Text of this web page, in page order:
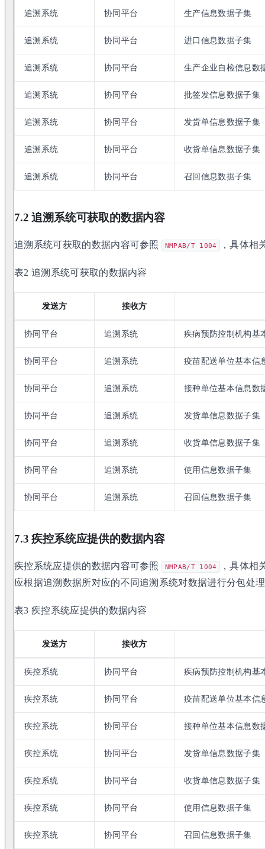
追溯系统 协同平台 生产信息数据子集
追溯系统 协同平台 进口信息数据子集
追溯系统 协同平台 生产企业自检信息数
追溯系统 协同平台 批签发信息数据子集
追溯系统 协同平台 发货单信息数据子集
追溯系统 协同平台 收货单信息数据子集
追溯系统 协同平台 召回信息数据子集
7.2 追溯系统可获取的数据内容
追溯系统可获取的数据内容可参照 NMPAB/T 1004 ，具体相
表2 追溯系统可获取的数据内容
发送方 接收方
协同平台 追溯系统 疾病预防控制机构基
协同平台 追溯系统 疫苗配送单位基本信
协同平台 追溯系统 接种单位基本信息数
协同平台 追溯系统 发货单信息数据子集
协同平台 追溯系统 收货单信息数据子集
协同平台 追溯系统 使用信息数据子集
协同平台 追溯系统 召回信息数据子集
7.3 疾控系统应提供的数据内容
疾控系统应提供的数据内容可参照 NMPAB/T 1004
，具体相
应根据追溯数据所对应的不同追溯系统对数据进行分包处
表3 疾控系统应提供的数据内容
发送方 接收方
疾控系统 协同平台 疾病预防控制机构基
疾控系统 协同平台 疫苗配送单位基本信
疾控系统 协同平台 接种单位基本信息数
疾控系统 协同平台 发货单信息数据子集
疾控系统 协同平台 收货单信息数据子集
疾控系统 协同平台 使用信息数据子集
疾控系统 协同平台 召回信息数据子集